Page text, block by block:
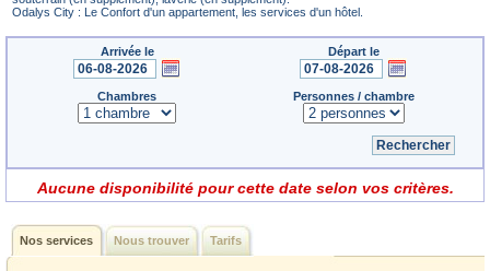
Odalys City : Le Confort d'un appartement, les services d'un hôtel.
Arrivée le Départ le
Chambres Personnes / chambre
Aucune disponibilité pour cette date selon vos critères.
Nos services Nous trouver Tarifs